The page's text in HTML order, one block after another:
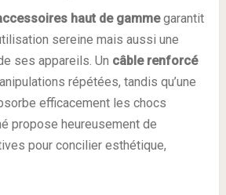
haut de gammegarantit
sereine mais aussi une
ses appareils. Un câble renforcé
répétées, tandis qu’une
efficacement les chocs
propose heureusement de
pour concilier esthétique,